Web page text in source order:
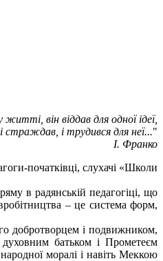
він віддав для одної ідеї,
і страждав, і трудився для неї..."
Франко
початківці, слухачі «Школи
в радянській педагогіці, що
– це система форм,
добротворцем і подвижником,
батьком і Прометеєм
моралі і навіть Меккою